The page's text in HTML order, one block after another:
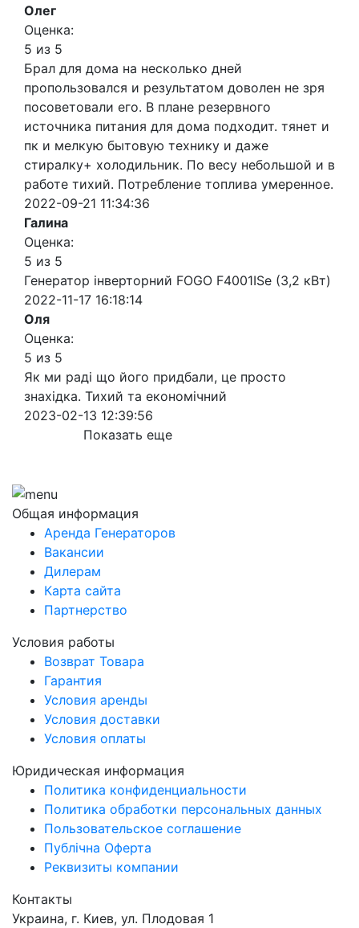
Олег
Оценка:
5 из 5
Брал для дома на несколько дней
пропользовался и результатом доволен не зря
посоветовали его. В плане резервного
источника питания для дома подходит. тянет и
пк и мелкую бытовую технику и даже
стиралку+ холодильник. По весу небольшой и в
работе тихий. Потребление топлива умеренное.
2022-09-21 11:34:36
Галина
Оценка:
5 из 5
Генератор інверторний FOGO F4001ISe (3,2 кВт)
2022-11-17 16:18:14
Оля
Оценка:
5 из 5
Як ми раді що його придбали, це просто
знахідка. Тихий та економічний
2023-02-13 12:39:56
Показать еще
Общая информация
Аренда Генераторов
Вакансии
Дилерам
Карта сайта
Партнерство
Условия работы
Возврат Товара
Гарантия
Условия аренды
Условия доставки
Условия оплаты
Юридическая информация
Политика конфиденциальности
Политика обработки персональных данных
Пользовательское соглашение
Публічна Оферта
Реквизиты компании
Контакты
Украина, г. Киев, ул. Плодовая 1